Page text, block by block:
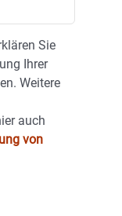
Sie
Ihrer
Weitere
auch
von